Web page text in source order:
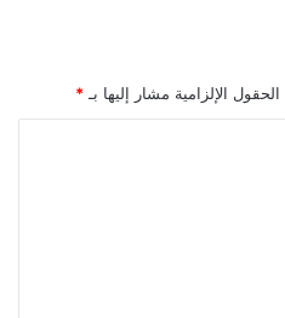
الحقول الإلزامية مشار إليها بـ *